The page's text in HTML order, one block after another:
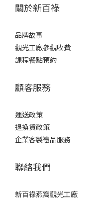
關於新百祿
品牌故事
觀光工廠參觀收費
課程餐點預約
顧客服務
運送政策
退換貨政策
企業客製禮品服務
聯絡我們
新百祿燕窩觀光工廠